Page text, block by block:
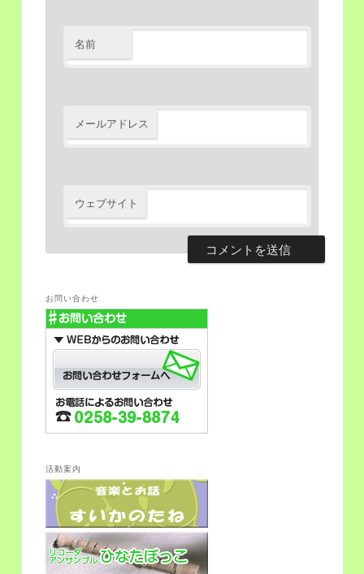
名前
メールアドレス
ウェブサイト
お問い合わせ
活動案内